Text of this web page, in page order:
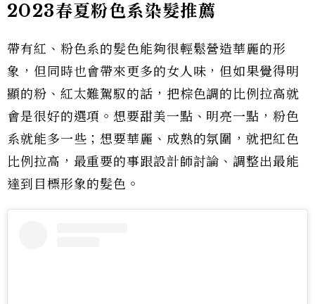
2023春夏粉色系染髮推薦
帶有紅、粉色系的髮色能夠很輕鬆營造華麗的形
象，但同時也會帶來更多的女人味，但如果覺得明
顯的粉、紅太難駕馭的話，把棕色調的比例拉高就
會是很好的選項。想要甜美一點、明亮一點，粉色
系就能多一些；想要華麗、成熟的氛圍，就把紅色
比例拉高，最重要的事跟設計師討論、調整出最能
達到目標形象的髮色。